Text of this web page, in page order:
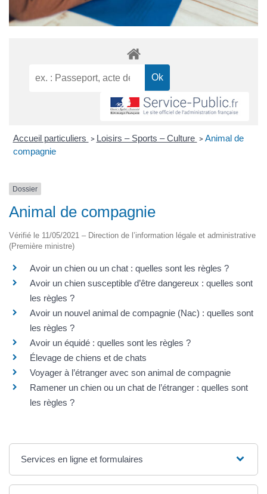
Accueil particuliers > Loisirs – Sports – Culture > Animal de
compagnie
Dossier
Animal de compagnie
Vérifié le 11/05/2021 – Direction de l’information légale et administrative
(Première ministre)
Avoir un chien ou un chat : quelles sont les règles ?
Avoir un chien susceptible d’être dangereux : quelles sont
les règles ?
Avoir un nouvel animal de compagnie (Nac) : quelles sont
les règles ?
Avoir un équidé : quelles sont les règles ?
Élevage de chiens et de chats
Voyager à l’étranger avec son animal de compagnie
Ramener un chien ou un chat de l’étranger : quelles sont
les règles ?
Services en ligne et formulaires